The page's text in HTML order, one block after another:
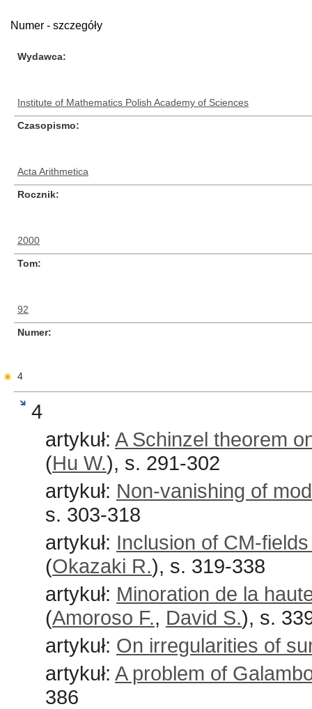
Numer - szczegóły
Wydawca
Institute of Mathematics Polish Academy of Sciences
Czasopismo
Acta Arithmetica
Rocznik
2000
Tom
92
Numer
4
4
artykuł: A Schinzel theorem
(Hu W.), s. 291-302
artykuł: Non-vanishing of
s. 303-318
artykuł: Inclusion of CM-
(Okazaki R.), s. 319-338
artykuł: Minoration de la
(Amoroso F., David S.), s.
artykuł: On irregularities of
artykuł: A problem of
386